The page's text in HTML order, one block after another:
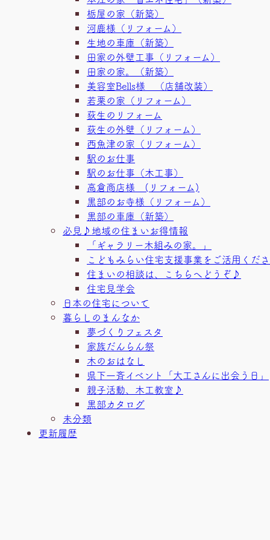
栃屋の家（新築）
河鹿様（リフォーム）
生地の車庫（新築）
田家の外壁工事（リフォーム）
田家の家。（新築）
美容室Bells様 （店舗改装）
若栗の家（リフォーム）
荻生のリフォーム
荻生の外壁（リフォーム）
西魚津の家（リフォーム）
駅のお仕事
駅のお仕事（木工事）
高倉商店様 (リフォーム)
黒部のお寺様（リフォーム）
黒部の車庫（新築）
必見♪地域の住まいお得情報
「ギャラリー木組みの家。」
こどもみらい住宅支援事業をご活用くだ
住まいの相談は、こちらへどうぞ♪
住宅見学会
日本の住宅について
暮らしのまんなか
夢づくりフェスタ
家族だんらん祭
木のおはなし
県下一斉イベント「大工さんに出会う日」
親子活動、木工教室♪
黒部カタログ
未分類
更新履歴